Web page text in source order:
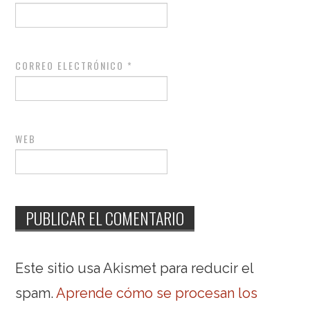
CORREO ELECTRÓNICO *
WEB
Este sitio usa Akismet para reducir el
spam.Aprende cómo se procesan los